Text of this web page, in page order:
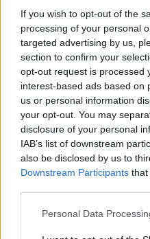
If you wish to opt-out of the
processing of your personal
targeted advertising by us,
section to confirm your
opt-out request is processed
interest-based ads based on
us or personal information
your opt-out. You may
disclosure of your personal
IAB’s list of downstream
also be disclosed by us to
Downstream Participants that
Personal Data
Į Klaipėdą iš emigracijos
grįžusi Karina Kučinskienė